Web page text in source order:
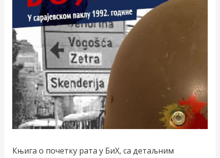
Књига о почетку рата у БиХ, са детаљним